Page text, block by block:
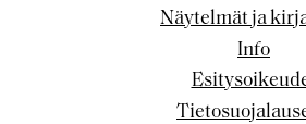
Näytelmät ja
Info